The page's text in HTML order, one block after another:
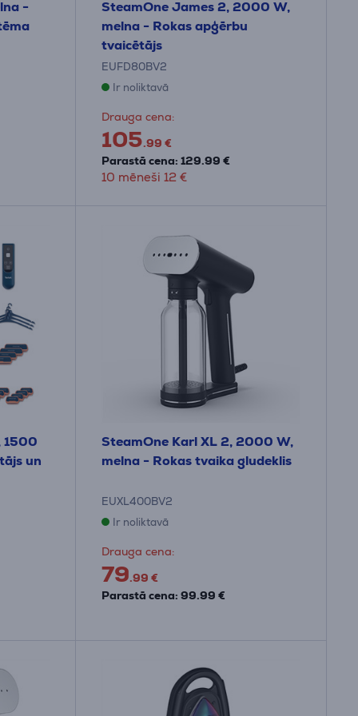
-
SteamOne James 2, 2000 W,
melna - Rokas apģērbu
tvaicētājs
EUFD80BV2
Ir noliktavā
Drauga cena:
105.99 €
Parastā cena: 129.99 €
10 mēneši 12 €
1500
un
SteamOne Karl XL 2, 2000 W,
melna - Rokas tvaika gludeklis
EUXL400BV2
Ir noliktavā
Drauga cena:
79.99 €
Parastā cena: 99.99 €